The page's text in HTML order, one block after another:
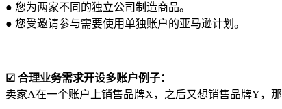
● 您为两家不同的独立公司制造商品。
● 您受邀请参与需要使用单独账户的亚马逊计划。
☑ 合理业务需求开设多账户例子：
卖家A在一个账户上销售品牌X，之后又想销售品牌Y，